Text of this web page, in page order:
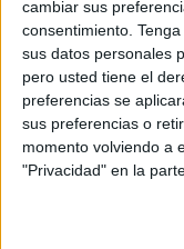
cambiar sus
consentimiento.
sus datos personales
pero usted tiene el
preferencias se
sus preferencias o
momento volviendo a
"Privacidad" en la
irresponsable los
días pasados,
peligro la
que pueden hacer
convivencia futura…
Bien es verdad -